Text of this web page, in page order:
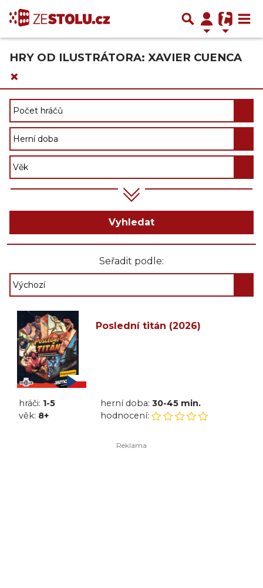
HRY OD ILUSTRÁTORA: XAVIER CUENCA
×
Vyhledat
Seřadit podle:
Poslední titán (2026)
hráči: 1-5 herní doba: 30-45 min.
věk: 8+ hodnocení: